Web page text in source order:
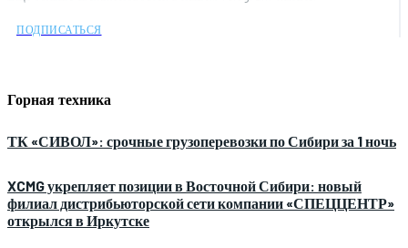
ПОДПИСАТЬСЯ
Горная техника
ТК «СИВОЛ»: срочные грузоперевозки по Сибири за 1 ночь
XCMG укрепляет позиции в Восточной Сибири: новый
филиал дистрибьюторской сети компании «СПЕЦЦЕНТР»
открылся в Иркутске